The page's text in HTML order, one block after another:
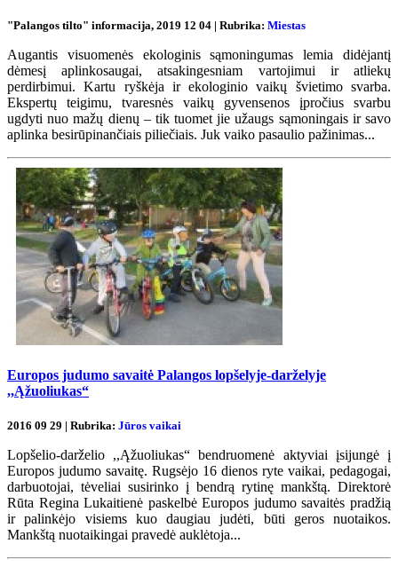
"Palangos tilto" informacija, 2019 12 04 | Rubrika: Miestas
Augantis visuomenės ekologinis sąmoningumas lemia didėjantį
dėmesį aplinkosaugai, atsakingesniam vartojimui ir atliekų
perdirbimui. Kartu ryškėja ir ekologinio vaikų švietimo svarba.
Ekspertų teigimu, tvaresnės vaikų gyvensenos įpročius svarbu
ugdyti nuo mažų dienų – tik tuomet jie užaugs sąmoningais ir savo
aplinka besirūpinančiais piliečiais. Juk vaiko pasaulio pažinimas...
Europos judumo savaitė Palangos lopšelyje-darželyje
,,Ąžuoliukas“
2016 09 29 | Rubrika: Jūros vaikai
Lopšelio-darželio ,,Ąžuoliukas“ bendruomenė aktyviai įsijungė į
Europos judumo savaitę. Rugsėjo 16 dienos ryte vaikai, pedagogai,
darbuotojai, tėveliai susirinko į bendrą rytinę mankštą. Direktorė
Rūta Regina Lukaitienė paskelbė Europos judumo savaitės pradžią
ir palinkėjo visiems kuo daugiau judėti, būti geros nuotaikos.
Mankštą nuotaikingai pravedė auklėtoja...